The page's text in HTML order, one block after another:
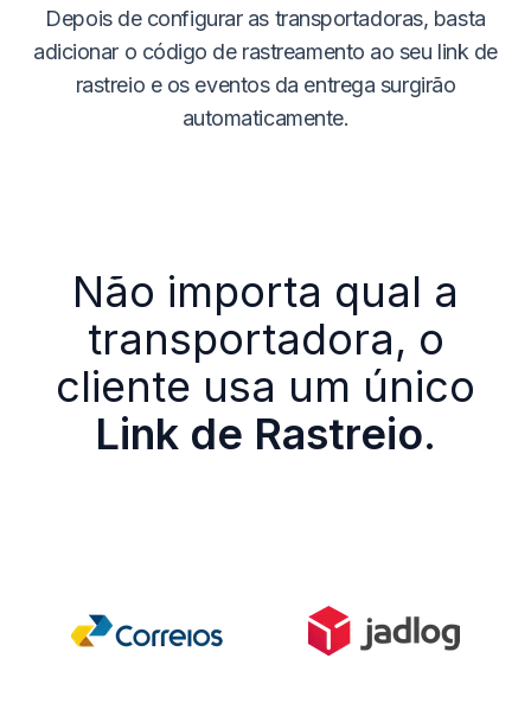
Depois de configurar as transportadoras, basta
adicionar o código de rastreamento ao seu link de
rastreio e os eventos da entrega surgirão
automaticamente.
Não importa qual a
transportadora, o
cliente usa um único
Link de Rastreio.